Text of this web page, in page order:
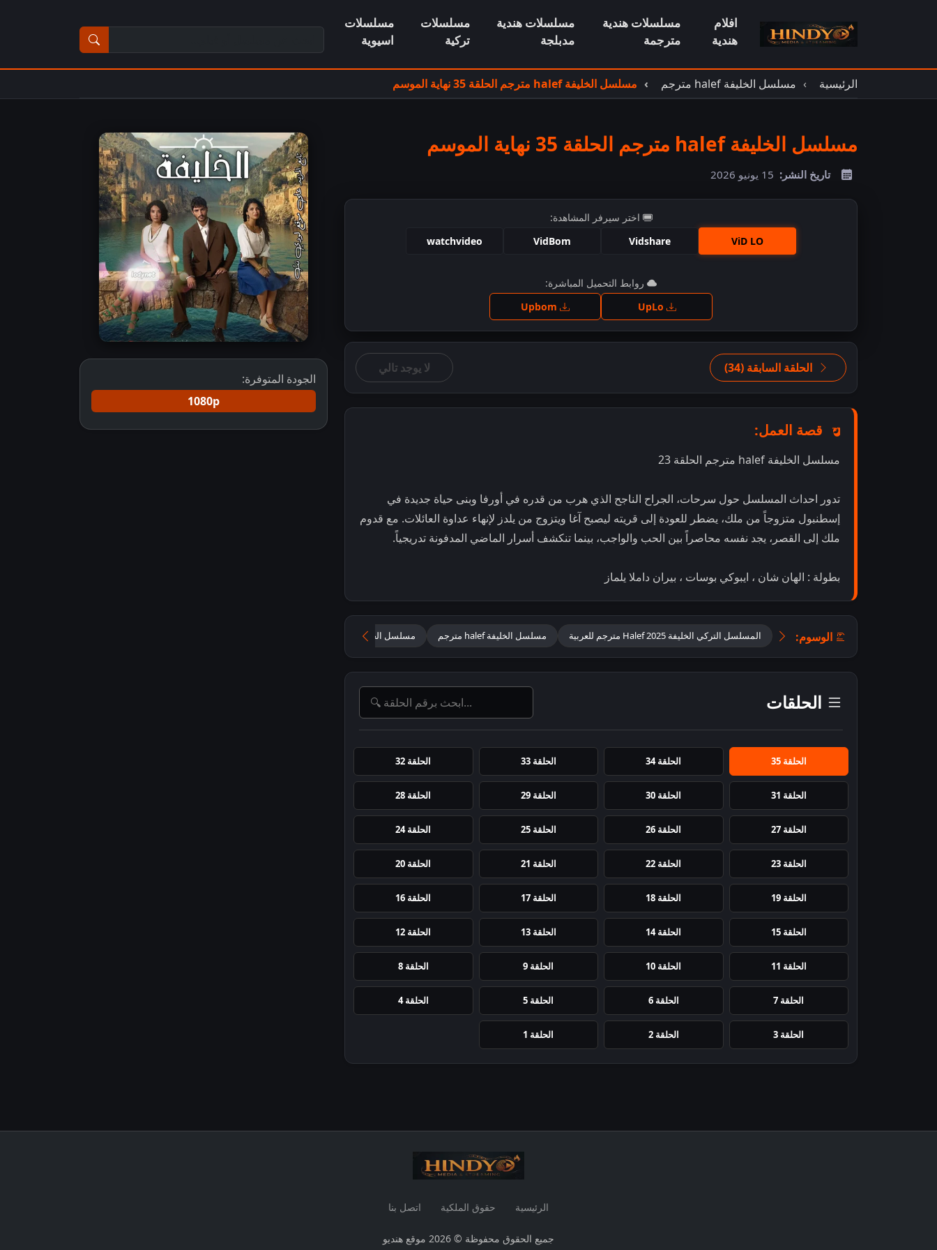
افلام
هندية
مسلسلات هندية
مترجمة
مسلسلات هندية
مدبلجة
مسلسلات
تركية
مسلسلات
اسيوية
الرئيسية مسلسل الخليفة halef مترجم مسلسل الخليفة halef مترجم الحلقة 35 نهاية الموسم
مسلسل الخليفة halef مترجم الحلقة 35 نهاية الموسم
تاريخ النشر: 15 يونيو 2026
اختر سيرفر المشاهدة:
ViD LO
Vidshare
VidBom
watchvideo
اضغط للمشاهدة
روابط التحميل المباشرة:
الحلقة السابقة (34) لا يوجد تالي
قصة العمل:
مسلسل الخليفة halef مترجم الحلقة 23
تدور احداث المسلسل حول سرحات، الجراح الناجح الذي هرب من قدره في أورفا وبنى حياة جديدة في
إسطنبول متزوجاً من ملك، يضطر للعودة إلى قريته ليصبح آغا ويتزوج من يلدز لإنهاء عداوة العائلات. مع قدوم
ملك إلى القصر، يجد نفسه محاصراً بين الحب والواجب، بينما تنكشف أسرار الماضي المدفونة تدريجياً.
بطولة : الهان شان ، ايبوكي بوسات ، بيران داملا يلماز
الوسوم: المسلسل التركي الخليفة 2025 Halef مترجم للعربية مسلسل الخليفة halef مترجم مسلسل الخليفة Halef مترجم بطولة إلهان شين أيبوكي بوسات بيران
الحلقات
الحلقة 35 الحلقة 34 الحلقة 33 الحلقة 32
الحلقة 31 الحلقة 30 الحلقة 29 الحلقة 28
الحلقة 27 الحلقة 26 الحلقة 25 الحلقة 24
الحلقة 23 الحلقة 22 الحلقة 21 الحلقة 20
الحلقة 19 الحلقة 18 الحلقة 17 الحلقة 16
الحلقة 15 الحلقة 14 الحلقة 13 الحلقة 12
الحلقة 11 الحلقة 10 الحلقة 9 الحلقة 8
الحلقة 7 الحلقة 6 الحلقة 5 الحلقة 4
الحلقة 3 الحلقة 2 الحلقة 1
الجودة المتوفرة:
1080p
الرئيسية حقوق الملكية اتصل بنا
جميع الحقوق محفوظة © 2026 موقع هنديو